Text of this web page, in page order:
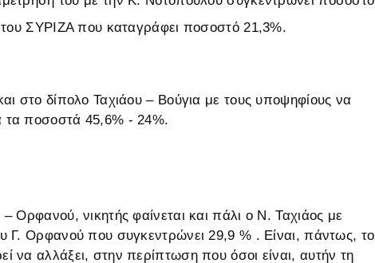
ΣΥΡΙΖΑ που καταγράφει ποσοστό 21,3%.
στο δίπολο Ταχιάου – Βούγια με τους υποψηφίους να
τα ποσοστά 45,6% - 24%.
Ορφανού, νικητής φαίνεται και πάλι ο Ν. Ταχιάος με
Γ. Ορφανού που συγκεντρώνει 29,9 % . Είναι, πάντως, το
να αλλάξει, στην περίπτωση που όσοι είναι, αυτήν τη